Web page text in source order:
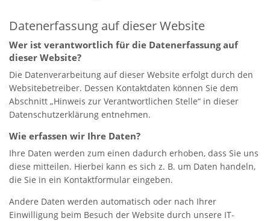
Datenerfassung auf dieser Website
Wer ist verantwortlich für die Datenerfassung auf
dieser Website?
Die Datenverarbeitung auf dieser Website erfolgt durch den
Websitebetreiber. Dessen Kontaktdaten können Sie dem
Abschnitt „Hinweis zur Verantwortlichen Stelle“ in dieser
Datenschutzerklärung entnehmen.
Wie erfassen wir Ihre Daten?
Ihre Daten werden zum einen dadurch erhoben, dass Sie uns
diese mitteilen. Hierbei kann es sich z. B. um Daten handeln,
die Sie in ein Kontaktformular eingeben.
Andere Daten werden automatisch oder nach Ihrer
Einwilligung beim Besuch der Website durch unsere IT-